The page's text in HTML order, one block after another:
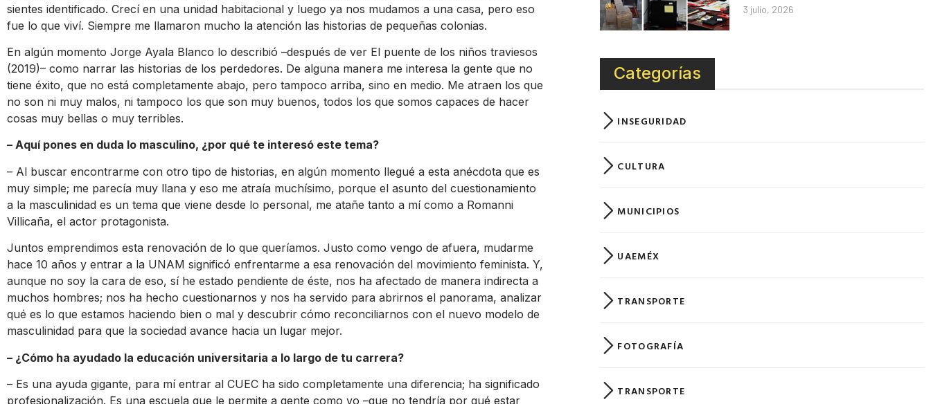
sientes identificado. Crecí en una unidad habitacional y luego ya nos mudamos a una casa, pero eso
fue lo que viví. Siempre me llamaron mucho la atención las historias de pequeñas colonias.
En algún momento Jorge Ayala Blanco lo describió –después de ver El puente de los niños traviesos
(2019)– como narrar las historias de los perdedores. De alguna manera me interesa la gente que no
tiene éxito, que no está completamente abajo, pero tampoco arriba, sino en medio. Me atraen los que
no son ni muy malos, ni tampoco los que son muy buenos, todos los que somos capaces de hacer
cosas muy bellas o muy terribles.
– Aquí pones en duda lo masculino, ¿por qué te interesó este tema?
– Al buscar encontrarme con otro tipo de historias, en algún momento llegué a esta anécdota que es
muy simple; me parecía muy llana y eso me atraía muchísimo, porque el asunto del cuestionamiento
a la masculinidad es un tema que viene desde lo personal, me atañe tanto a mí como a Romanni
Villicaña, el actor protagonista.
Juntos emprendimos esta renovación de lo que queríamos. Justo como vengo de afuera, mudarme
hace 10 años y entrar a la UNAM significó enfrentarme a esa renovación del movimiento feminista. Y,
aunque no soy la cara de eso, sí he estado pendiente de éste, nos ha afectado de manera indirecta a
muchos hombres; nos ha hecho cuestionarnos y nos ha servido para abrirnos el panorama, analizar
qué es lo que estamos haciendo bien o mal y descubrir cómo reconciliarnos con el nuevo modelo de
masculinidad para que la sociedad avance hacia un lugar mejor.
– ¿Cómo ha ayudado la educación universitaria a lo largo de tu carrera?
– Es una ayuda gigante, para mí entrar al CUEC ha sido completamente una diferencia; ha significado
profesionalización. Es una escuela que le permite a gente como yo –que no tendría por qué estar
3 julio, 2026
Categorías
INSEGURIDAD
CULTURA
MUNICIPIOS
UAEMÉX
TRANSPORTE
FOTOGRAFÍA
TRANSPORTE